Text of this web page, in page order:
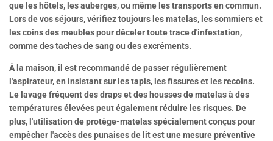
que les hôtels, les auberges, ou même les transports en commun.
Lors de vos séjours, vérifiez toujours les matelas, les sommiers et
les coins des meubles pour déceler toute trace d'infestation,
comme des taches de sang ou des excréments.
À la maison, il est recommandé de passer régulièrement
l'aspirateur, en insistant sur les tapis, les fissures et les recoins.
Le lavage fréquent des draps et des housses de matelas à des
températures élevées peut également réduire les risques. De
plus, l'utilisation de protège-matelas spécialement conçus pour
empêcher l'accès des punaises de lit est une mesure préventive